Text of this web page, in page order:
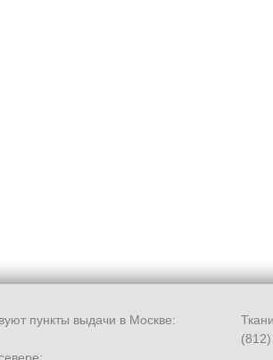
пункты выдачи в Москве: